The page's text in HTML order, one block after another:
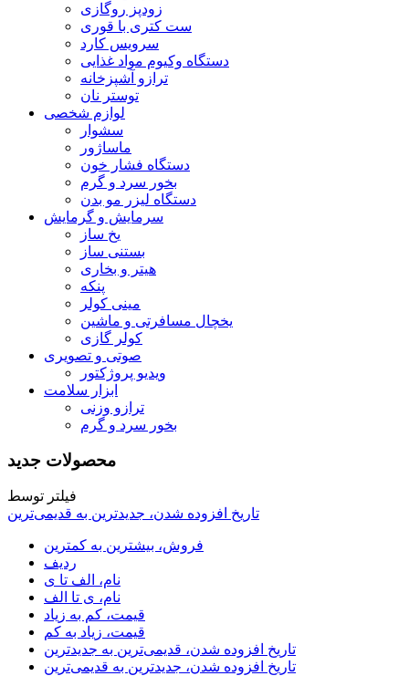
زودپز روگازی
ست کتری با قوری
سرویس کارد
دستگاه وکیوم مواد غذایی
ترازو آشپزخانه
توستر نان
لوازم شخصی
سشوار
ماساژور
دستگاه فشار خون
بخور سرد و گرم
دستگاه لیزر مو بدن
سرمایش و گرمایش
یخ ساز
بستنی ساز
هیتر و بخاری
پنکه
مینی کولر
یخچال مسافرتی و ماشین
کولر گازی
صوتی و تصویری
ویدیو پروژکتور
ابزار سلامت
ترازو وزنی
بخور سرد و گرم
محصولات جدید
فیلتر توسط
تاریخ افزوده شدن، جدیدترین به قدیمی‌ترین
فروش، بیشترین به کمترین
ردیف
نام، الف تا ی
نام، ی تا الف
قیمت، کم به زیاد
قیمت، زیاد به کم
تاریخ افزوده شدن، قدیمی‌ترین به جدیدترین
تاریخ افزوده شدن، جدیدترین به قدیمی‌ترین